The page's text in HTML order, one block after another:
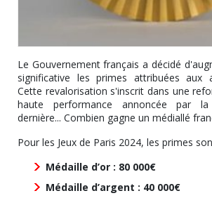
Le Gouvernement français a décidé
significative les primes attribuées aux
Cette revalorisation s'inscrit dans une
haute performance annoncée par
dernière... Combien gagne un médiallé
Pour les Jeux de Paris 2024, les primes
Médaille d’or : 80 000€
Médaille d’argent : 40 000€